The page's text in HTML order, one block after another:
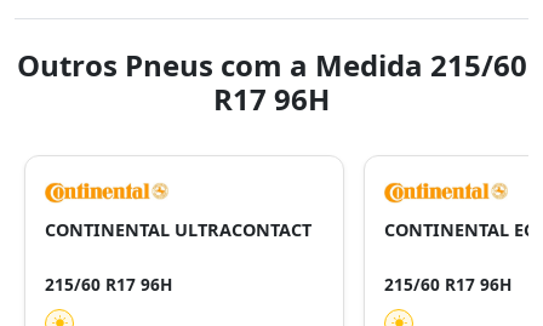
Outros Pneus com a Medida 215/60
R17 96H
CONTINENTAL ULTRACONTACT
215/60 R17 96H
CONTINENTAL
215/60 R17 96H